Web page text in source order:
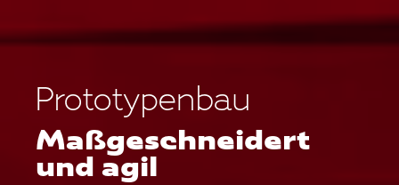
Prototypenbau
Maßge­schneidert
und agil